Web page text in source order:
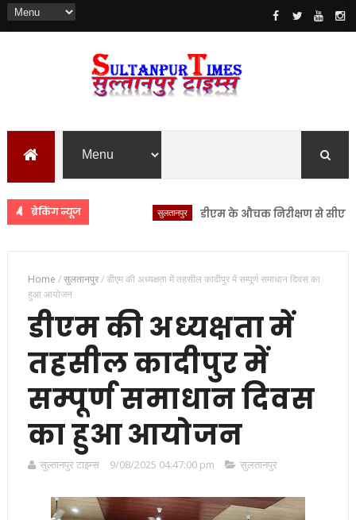
ब्रेकिंग न्यूज डीएम के औचक निरीक्षण से सीएचसी
Home /सुलतानपुर/डीएम की अध्यक्षता में तहसील कादीपुर में सम्पूर्ण समाधान दिवस का
हुआ आयोजन
डीएम की अध्यक्षता में
तहसील कादीपुर में
सम्पूर्ण समाधान दिवस
का हुआ आयोजन
सुल्तानपुर टाइम्स 9/08/2025 04:47:00 pm सुलतानपुर